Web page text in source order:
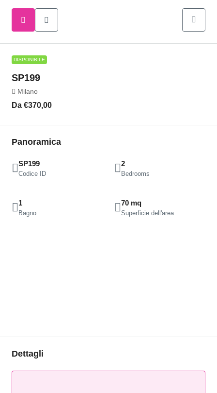
DISPONIBILE
SP199
Milano
Da €370,00
Panoramica
SP199
Codice ID
2
Bedrooms
1
Bagno
70 mq
Superficie dell'area
Dettagli